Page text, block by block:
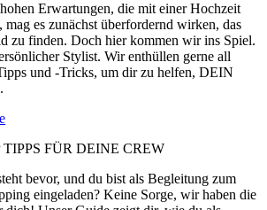
Erwartungen, die mit einer Hochzeit
mag es zunächst überfordernd wirken, das
zu finden. Doch hier kommen wir ins Spiel.
Stylist. Wir enthüllen gerne all
und -Tricks, um dir zu helfen, DEIN
TIPPS FÜR DEINE CREW
bevor, und du bist als Begleitung zum
eingeladen? Keine Sorge, wir haben die